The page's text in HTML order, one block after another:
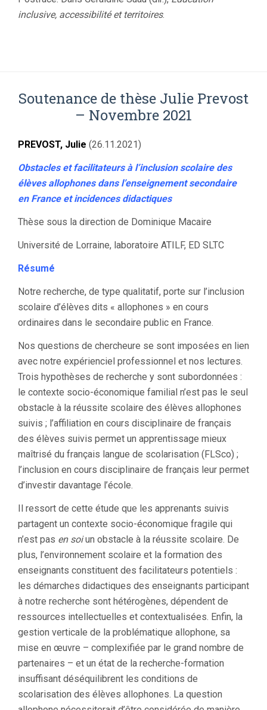
inclusive, accessibilité et territoires.
Soutenance de thèse Julie Prevost
– Novembre 2021
PREVOST, Julie (26.11.2021)
Obstacles et facilitateurs à l’inclusion scolaire des
élèves allophones dans l’enseignement secondaire
en France et incidences didactiques
Thèse sous la direction de Dominique Macaire
Université de Lorraine, laboratoire ATILF, ED SLTC
Résumé
Notre recherche, de type qualitatif, porte sur l’inclusion
scolaire d’élèves dits « allophones » en cours
ordinaires dans le secondaire public en France.
Nos questions de chercheure se sont imposées en lien
avec notre expérienciel professionnel et nos lectures.
Trois hypothèses de recherche y sont subordonnées :
le contexte socio-économique familial n’est pas le seul
obstacle à la réussite scolaire des élèves allophones
suivis ; l’affiliation en cours disciplinaire de français
des élèves suivis permet un apprentissage mieux
maîtrisé du français langue de scolarisation (FLSco) ;
l’inclusion en cours disciplinaire de français leur permet
d’investir davantage l’école.
Il ressort de cette étude que les apprenants suivis
partagent un contexte socio-économique fragile qui
n’est pas en soiun obstacle à la réussite scolaire. De
plus, l’environnement scolaire et la formation des
enseignants constituent des facilitateurs potentiels :
les démarches didactiques des enseignants participant
à notre recherche sont hétérogènes, dépendent de
ressources intellectuelles et contextualisées. Enfin, la
gestion verticale de la problématique allophone, sa
mise en œuvre – complexifiée par le grand nombre de
partenaires – et un état de la recherche-formation
insuffisant déséquilibrent les conditions de
scolarisation des élèves allophones. La question